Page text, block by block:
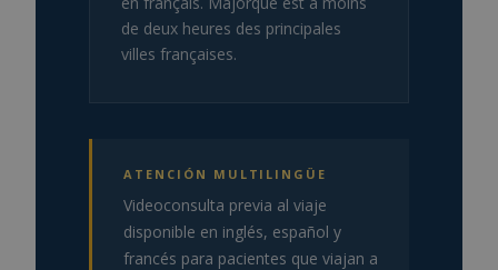
de deux heures des principales
villes françaises.
ATENCIÓN MULTILINGÜE
Videoconsulta previa al viaje
disponible en inglés, español y
francés para pacientes que viajan a